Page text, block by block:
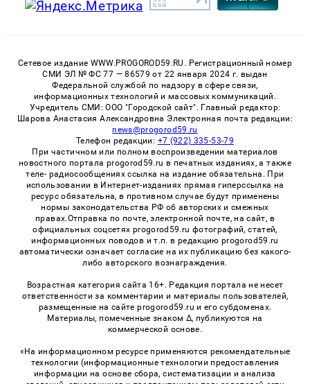
Сетевое издание WWW.PROGOROD59.RU. Регистрационный номер
СМИ ЭЛ № ФС 77 — 86579 от 22 января 2024 г. выдан
Федеральной службой по надзору в сфере связи,
информационных технологий и массовых коммуникаций.
Учредитель СМИ: ООО "Городской сайт". Главный редактор:
Шарова Анастасия Александровна Электронная почта редакции:
news@progorod59.ru
Телефон редакции: +7 (922) 335-53-79
При частичном или полном воспроизведении материалов
новостного портала progorod59.ru в печатных изданиях, а также
теле- радиосообщениях ссылка на издание обязательна. При
использовании в Интернет-изданиях прямая гиперссылка на
ресурс обязательна, в противном случае будут применены
нормы законодательства РФ об авторских и смежных
правах.Отправка по почте, электронной почте, на сайт, в
официальных соцсетях progorod59.ru фотографий, статей,
информационных поводов и т.п. в редакцию progorod59.ru
автоматически означает согласие на их публикацию без какого-
либо авторского вознаграждения.
Возрастная категория сайта 16+. Редакция портала не несет
ответственности за комментарии и материалы пользователей,
размещенные на сайте progorod59.ru и его субдоменах.
Материалы, помеченные знаком Δ, публикуются на
коммерческой основе.
«На информационном ресурсе применяются рекомендательные
технологии (информационные технологии предоставления
информации на основе сбора, систематизации и анализа